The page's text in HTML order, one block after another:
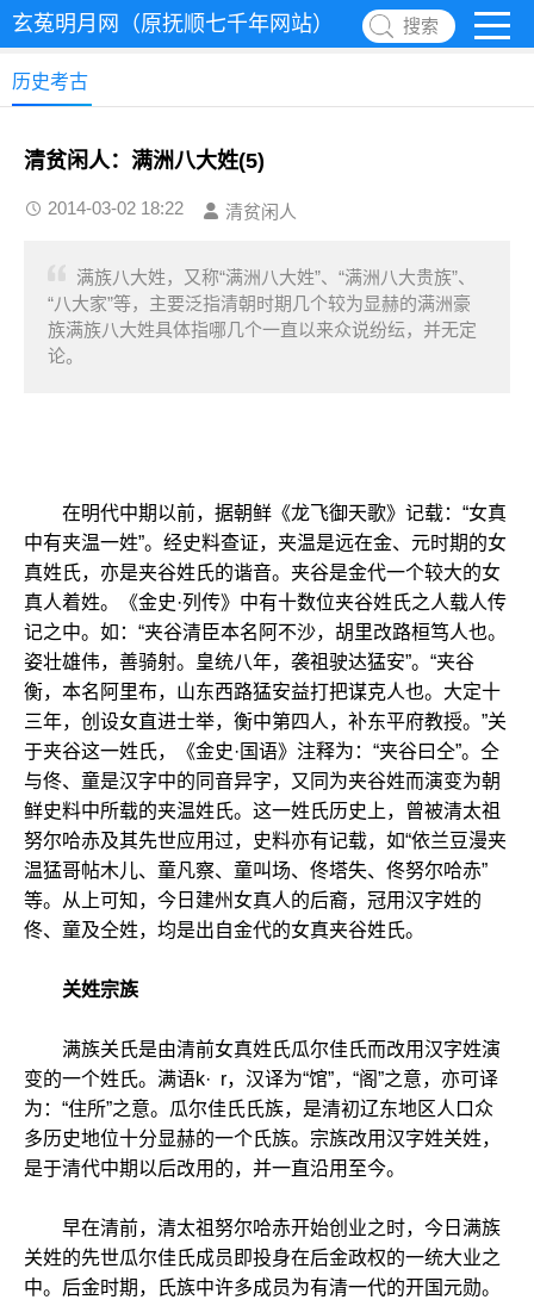
玄菟明月网（原抚顺七千年网站） 搜索
历史考古
清贫闲人：满洲八大姓(5)
2014-03-02 18:22 清贫闲人
满族八大姓，又称“满洲八大姓”、“满洲八大贵族”、
“八大家”等，主要泛指清朝时期几个较为显赫的满洲豪
族满族八大姓具体指哪几个一直以来众说纷纭，并无定
论。
在明代中期以前，据朝鲜《龙飞御天歌》记载：“女真
中有夹温一姓”。经史料查证，夹温是远在金、元时期的女
真姓氏，亦是夹谷姓氏的谐音。夹谷是金代一个较大的女
真人着姓。《金史·列传》中有十数位夹谷姓氏之人载人传
记之中。如：“夹谷清臣本名阿不沙，胡里改路桓笃人也。
姿壮雄伟，善骑射。皇统八年，袭祖驶达猛安”。“夹谷
衡，本名阿里布，山东西路猛安益打把谋克人也。大定十
三年，创设女直进士举，衡中第四人，补东平府教授。”关
于夹谷这一姓氏，《金史·国语》注释为：“夹谷曰仝”。仝
与佟、童是汉字中的同音异字，又同为夹谷姓而演变为朝
鲜史料中所载的夹温姓氏。这一姓氏历史上，曾被清太祖
努尔哈赤及其先世应用过，史料亦有记载，如“依兰豆漫夹
温猛哥帖木儿、童凡察、童叫场、佟塔失、佟努尔哈赤”
等。从上可知，今日建州女真人的后裔，冠用汉字姓的
佟、童及仝姓，均是出自金代的女真夹谷姓氏。
关姓宗族
满族关氏是由清前女真姓氏瓜尔佳氏而改用汉字姓演
变的一个姓氏。满语k· r，汉译为“馆”，“阁”之意，亦可译
为：“住所”之意。瓜尔佳氏氏族，是清初辽东地区人口众
多历史地位十分显赫的一个氏族。宗族改用汉字姓关姓，
是于清代中期以后改用的，并一直沿用至今。
早在清前，清太祖努尔哈赤开始创业之时，今日满族
关姓的先世瓜尔佳氏成员即投身在后金政权的一统大业之
中。后金时期，氏族中许多成员为有清一代的开国元勋。